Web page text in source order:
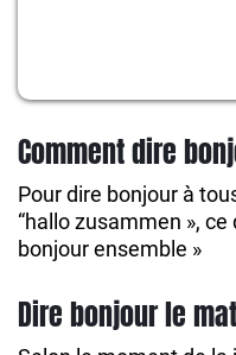
Comment dire
Pour dire bonjour à
“hallo zusammen »,
bonjour ensemble »
Dire bonjour le